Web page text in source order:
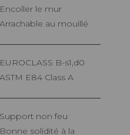
Encoller le mur
Arrachable au mouillé
EUROCLASS B-s1,d0
ASTM E84 Class A
Support non feu
Bonne solidité à la